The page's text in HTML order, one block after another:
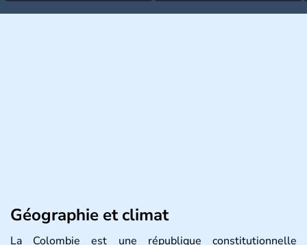
Géographie et climat
La Colombie est une république constitutionnelle